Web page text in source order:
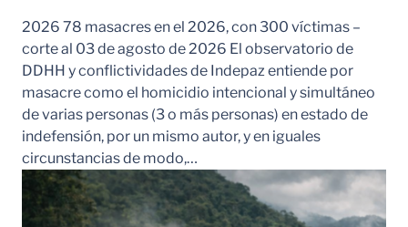
2026 78 masacres en el 2026, con 300 víctimas –
corte al 03 de agosto de 2026 El observatorio de
DDHH y conflictividades de Indepaz entiende por
masacre como el homicidio intencional y simultáneo
de varias personas (3 o más personas) en estado de
indefensión, por un mismo autor, y en iguales
circunstancias de modo,…